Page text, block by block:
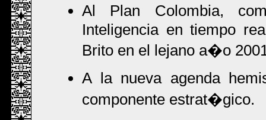
Al Plan Colombia,
Inteligencia en tiempo
Brito en el lejano a�o
A la nueva agenda
componente estrat�gico.